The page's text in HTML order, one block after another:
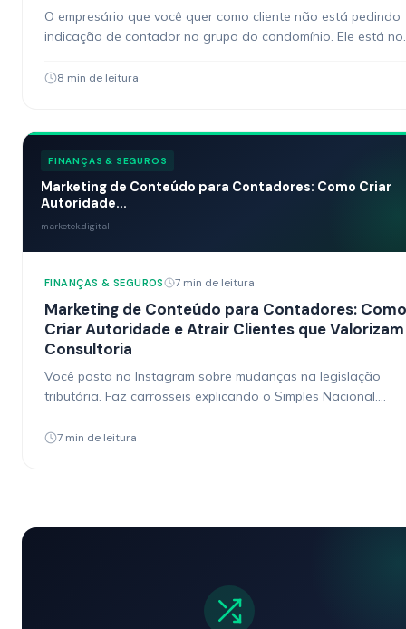
O empresário que você quer como cliente não está pedindo
indicação de contador no grupo do condomínio. Ele está no
8 min de leitura
FINANÇAS & SEGUROS
Marketing de Conteúdo para Contadores: Como Criar
Autoridade...
marketek.digital
FINANÇAS & SEGUROS 7 min de leitura
Marketing de Conteúdo para Contadores: Como
Criar Autoridade e Atrair Clientes que Valorizam
Consultoria
Você posta no Instagram sobre mudanças na legislação
tributária. Faz carrosseis explicando o Simples Nacional.
7 min de leitura